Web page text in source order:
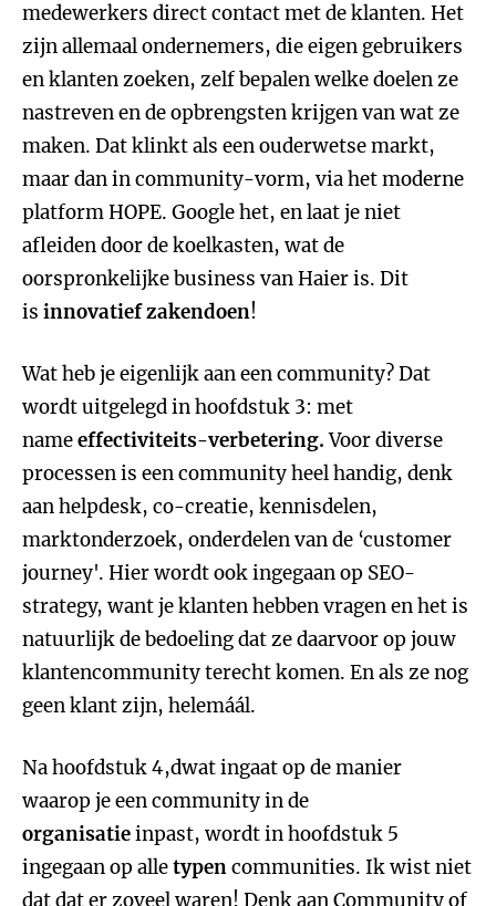
medewerkers direct contact met de klanten. Het
zijn allemaal ondernemers, die eigen gebruikers
en klanten zoeken, zelf bepalen welke doelen ze
nastreven en de opbrengsten krijgen van wat ze
maken. Dat klinkt als een ouderwetse markt,
maar dan in community-vorm, via het moderne
platform HOPE. Google het, en laat je niet
afleiden door de koelkasten, wat de
oorspronkelijke business van Haier is. Dit
is innovatief zakendoen!
Wat heb je eigenlijk aan een community? Dat
wordt uitgelegd in hoofdstuk 3: met
nameeffectiviteits-verbetering.Voor diverse
processen is een community heel handig, denk
aan helpdesk, co-creatie, kennisdelen,
marktonderzoek, onderdelen van de ‘customer
journey'. Hier wordt ook ingegaan op SEO-
strategy, want je klanten hebben vragen en het is
natuurlijk de bedoeling dat ze daarvoor op jouw
klantencommunity terecht komen. En als ze nog
geen klant zijn, helemáál.
Na hoofdstuk 4,dwat ingaat op de manier
waarop je een community in de
organisatieinpast, wordt in hoofdstuk 5
ingegaan op alletypencommunities. Ik wist niet
dat dat er zoveel waren! Denk aan Community of